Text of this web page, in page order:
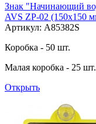
Знак "Начинающий
AVS ZP-02 (150х150
Артикул: A85382S
Коробка - 50 шт.
Малая коробка - 25 шт.
Открыть